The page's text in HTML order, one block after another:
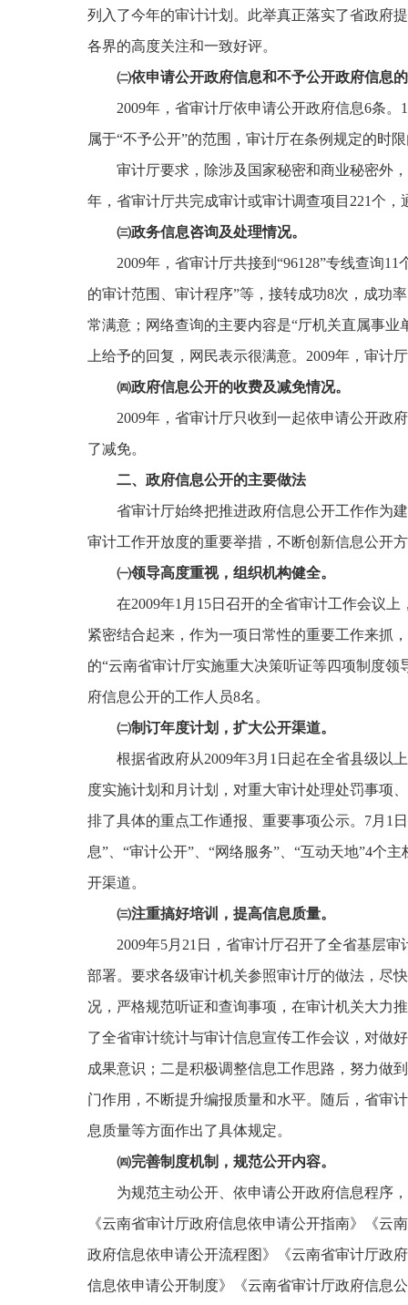
列入了今年的审计计划。此举真正落实了省政府
各界的高度关注和一致好评。
㈡依申请公开政府信息和不予公开政府信息
2009年，省审计厅依申请公开政府信息6条。
属于“不予公开”的范围，审计厅在条例规定的时
审计厅要求，除涉及国家秘密和商业秘密外
年，省审计厅共完成审计或审计调查项目 221个，
㈢政务信息咨询及处理情况。
2009年，省审计厅共接到“96128”专线查询11
的审计范围、审计程序”等，接转成功8次，成功
常满意；网络查询的主要内容是“厅机关直属事业
上给予的回复，网民表示很满意。 2009年，审计
㈣政府信息公开的收费及减免情况。
2009年，省审计厅只收到一起依申请公开政
了减免。
二、政府信息公开的主要做法
省审计厅始终把推进政府信息公开工作作为
审计工作开放度的重要举措，不断创新信息公开
㈠领导高度重视，组织机构健全。
在2009年1 月 15日 召开的全省审计工作会议上
紧密结合起来，作为一项日常性的重要工作来抓
的“云南省审计厅实施重大决策听证等四项制度
府信息公开的工作人员8名。
㈡制订年度计划，扩大公开渠道。
根据省政府从2009年3月 1 日 起在全省县级以
度实施计划和月计划，对重大审计处理处罚事项
排了具体的重点工作通报、重要事项公示。 7月 1 日
息”、“审计公开”、“网络服务”、“互动天地”4个主
开渠道。
㈢注重搞好培训，提高信息质量。
2009年5月 21 日
，省审计厅召开了全省基层
部署。要求各级审计机关参照审计厅的做法，尽
况，严格规范听证和查询事项，在审计机关大力
了全省审计统计与审计信息宣传工作会议，对做
成果意识；二是积极调整信息工作思路，努力做
门作用，不断提升编报质量和水平。随后，省审
息质量等方面作出了具体规定。
㈣完善制度机制，规范公开内容。
为规范主动公开、依申请公开政府信息程序
《云南省审计厅政府信息依申请公开指南》《
政府信息依申请公开流程图》《云南省审计厅政
信息依申请公开制度》《云南省审计厅政府信息